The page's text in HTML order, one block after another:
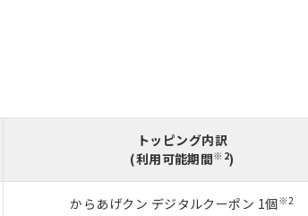
トッピング内訳
(利用可能期間※2)
からあげクン デジタルクーポン 1個※2